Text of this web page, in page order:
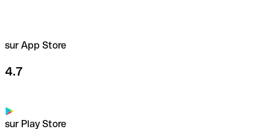
sur App Store
4.7
sur Play Store